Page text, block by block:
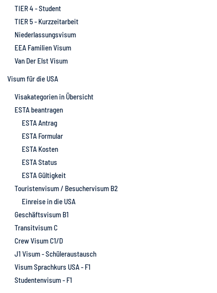
TIER 4 - Student
TIER 5 - Kurzzeitarbeit
Niederlassungsvisum
EEA Familien Visum
Van Der Elst Visum
Visum für die USA
Visakategorien in Übersicht
ESTA beantragen
ESTA Antrag
ESTA Formular
ESTA Kosten
ESTA Status
ESTA Gültigkeit
Touristenvisum / Besuchervisum B2
Einreise in die USA
Geschäftsvisum B1
Transitvisum C
Crew Visum C1/D
J1 Visum - Schüleraustausch
Visum Sprachkurs USA - F1
Studentenvisum - F1